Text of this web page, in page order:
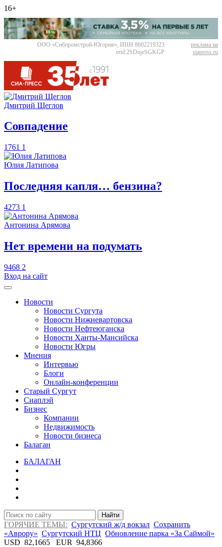
16+
ООО «Сибпромстрой-Югория», ИНН 8602219323
erid:2SDnjeSGKGP
реклама на
siapress.ru
Дмитрий Щеглов
​Совпадение
1761 1
Юлия Латипова
​Последняя капля… бензина?
4273 1
Антонина Арямова
​Нет времени на подумать
9468 2
Вход на сайт
Новости
Новости Сургута
Новости Нижневартовска
Новости Нефтеюганска
Новости Ханты-Мансийска
Новости Югры
Мнения
Интервью
Блоги
Онлайн-конференции
Старый Сургут
Сиаплэй
Бизнес
Компании
Недвижимость
Новости бизнеса
Балаган
БАЛАГАН
Найти
ГОРЯЧИЕ ТЕМЫ: Сургутский ж/д вокзал Сохранить
«Аврору» Сургутский НТЦ Обновление парка «За Саймой»
USD 82,1665 EUR 94,8366